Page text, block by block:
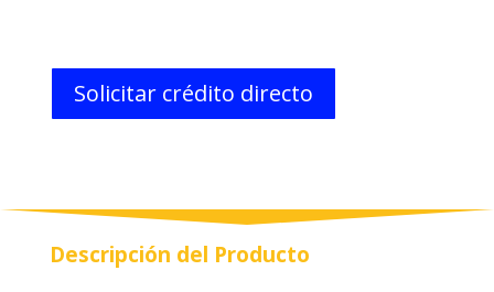
Solicitar crédito directo
Descripción del Producto